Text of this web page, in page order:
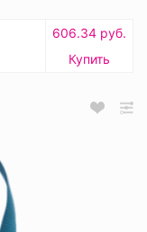
606.34 руб.
Купить